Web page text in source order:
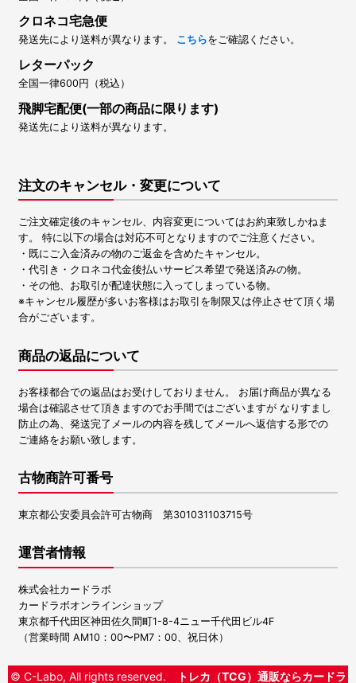
クロネコ宅急便
発送先により送料が異なります。 こちらをご確認ください。
レターパック
全国一律600円（税込）
飛脚宅配便(一部の商品に限ります)
発送先により送料が異なります。
注文のキャンセル・変更について
ご注文確定後のキャンセル、内容変更についてはお約束致しかねま
す。 特に以下の場合は対応不可となりますのでご注意ください。
・既にご入金済みの物のご返金を含めたキャンセル。
・代引き・クロネコ代金後払いサービス希望で発送済みの物。
・その他、お取引が配達状態に入ってしまっている物。
※キャンセル履歴が多いお客様はお取引を制限又は停止させて頂く場
合がございます。
商品の返品について
お客様都合での返品はお受けしておりません。 お届け商品が異なる
場合は確認させて頂きますのでお手間ではございますが なりすまし
防止の為、発送完了メールの内容を残してメールへ返信する形での
ご連絡をお願い致します。
古物商許可番号
東京都公安委員会許可古物商 第301031103715号
運営者情報
株式会社カードラボ
カードラボオンラインショップ
東京都千代田区神田佐久間町1-8-4ニュー千代田ビル4F
（営業時間 AM10：00〜PM7：00、祝日休）
© C-Labo, All rights reserved. トレカ（TCG）通販ならカードラ